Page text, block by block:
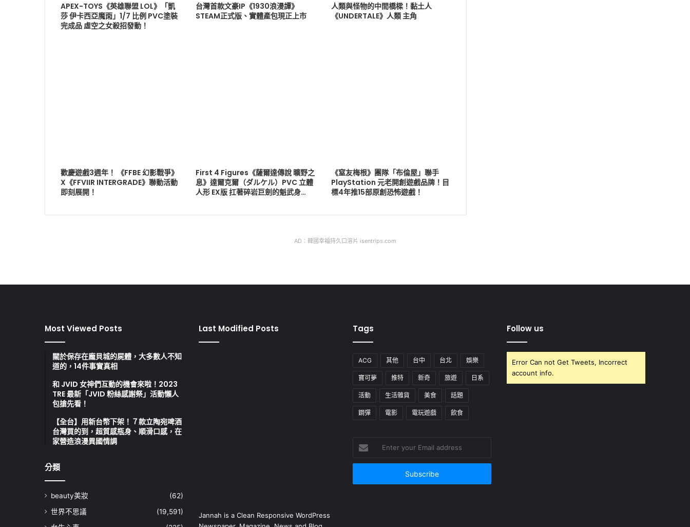
APEX-TOYS《英雄聯盟 LOL》「凱
莎 伊卡西亞魔雨」1/7 比例 PVC塗裝
完成品 虛空之女殺招發動！
台灣首款文豪IP《1930浪漫譚》
STEAM正式版、實體產包現正上市
人類與怪物的中間橋樑！黏土人
《UNDERTALE》人類 主角
歡慶遊戲3週年！ 《FFBE 幻影戰爭》
X《FFVIIR INTERGRADE》聯動活動
即刻展開！
First 4 Figures《薩爾達傳說 曠野之
息》達爾克爾（ダルケル）PVC 立體
人形 EX版 扛著碎岩巨劍的魁武身…
《窒友梅根》團隊「布倫屋」聯手
PlayStation 元老開創遊戲品牌！目
標4年推15部原創恐怖遊戲！
AD：韓國幸福持久口溶片 isentrips.com
Most Viewed Posts
關於保存在龐貝城的屍體，大多數人不知
道的，14件事實真相
和 JVID 女神們互動的機會來啦！2023
TRE 最新「JVID 粉絲感謝祭」活動懶人
包搶先看！
【全台】用新台幣下架！７款立陶宛啤酒
台灣買的到，超質感瓶身、順滑口感，在
家營造浪漫異國情調
分類
beauty美妝
(62)
世界不思議
(19,591)
Last Modified Posts
Jannah is a Clean Responsive WordPress
Tags
ACG 其他 台中 台北 娛樂
寶可夢 推特 新奇 旅遊 日系
活動 生活雜貨 美食 話題
鋼彈 電影 電玩遊戲 飲食
your
Email
Follow us
Error Can not Get Tweets, Incorrect
account info.